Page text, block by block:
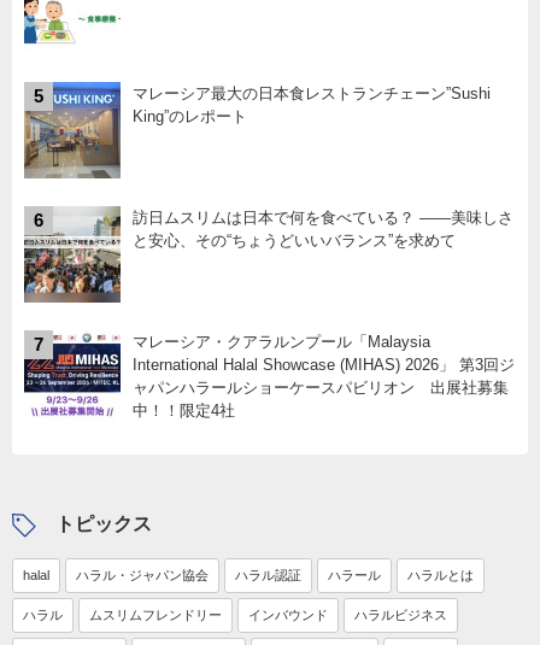
5
マレーシア最大の日本食レストランチェーン”Sushi
King”のレポート
6
訪日ムスリムは日本で何を食べている？ ――美味しさ
と安心、その“ちょうどいいバランス”を求めて
7
マレーシア・クアラルンプール「Malaysia
International Halal Showcase (MIHAS) 2026」 第3回ジ
ャパンハラールショーケースパビリオン 出展社募集
中！！限定4社
トピックス
halal ハラル・ジャパン協会 ハラル認証 ハラール ハラルとは
ハラル ムスリムフレンドリー インバウンド ハラルビジネス